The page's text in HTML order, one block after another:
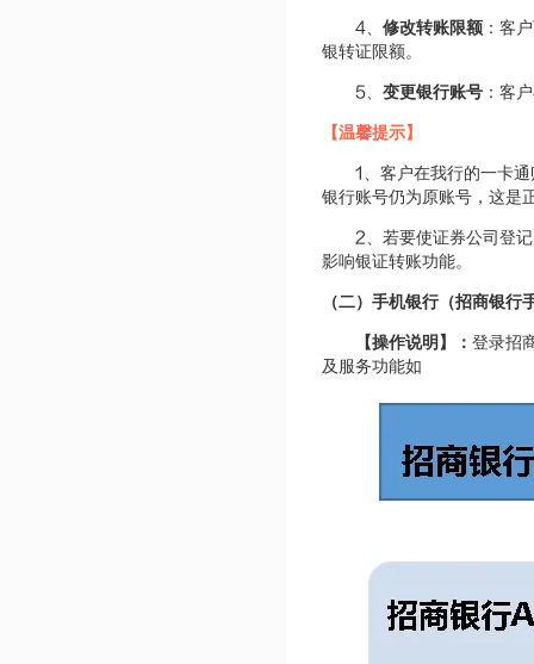
4、 修改转账限额 ：客
银转证限额。
5、 变更银行账号 ：客
【温馨提示】
1 、客户在我行的一卡
银行账号仍为原账号，这是
2、若要使证券公司登
影响银证转账功能。
（二）手机银行（招商银行
【操作说明】： 登录招
及服务功能如